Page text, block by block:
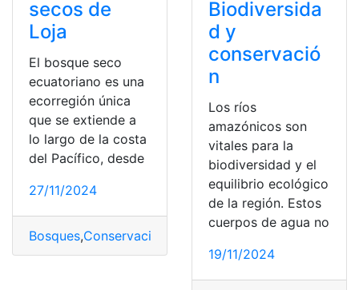
secos de
Loja
El bosque seco
ecuatoriano es una
ecorregión única
que se extiende a
lo largo de la costa
del Pacífico, desde
27/11/2024
Bosques,Conservación
Biodiversida
d y
conservació
n
Los ríos
amazónicos son
vitales para la
biodiversidad y el
equilibrio ecológico
de la región. Estos
cuerpos de agua no
19/11/2024